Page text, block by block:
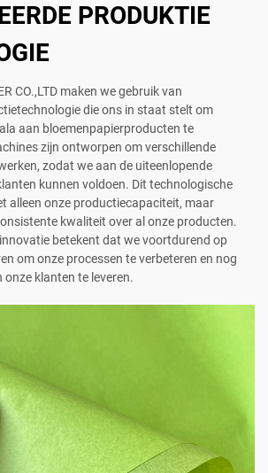
PRODUKTIE
CO.,LTD maken we gebruik van
die ons in staat stelt om
aan bloemenpapierproducten te
zijn ontworpen om verschillende
zodat we aan de uiteenlopende
kunnen voldoen. Dit technologische
alleen onze productiecapaciteit, maar
kwaliteit over al onze producten.
betekent dat we voortdurend op
om onze processen te verbeteren en nog
klanten te leveren.